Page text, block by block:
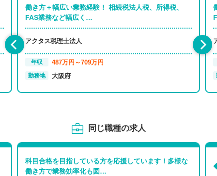
働き方＋幅広い業務経験！ 相続税法人税、所得税、
FAS業務など幅広く…
アクタス税理士法人
年収 487万円～709万円
勤務地 大阪府
同じ職種の求人
科目合格を目指している方を応援しています！多様な
働き方で業務効率化も図…